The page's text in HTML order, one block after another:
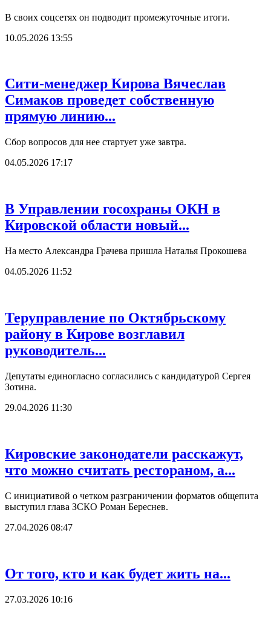
В своих соцсетях он подводит промежуточные итоги.
10.05.2026 13:55
Сити-менеджер Кирова Вячеслав
Симаков проведет собственную
прямую линию...
Сбор вопросов для нее стартует уже завтра.
04.05.2026 17:17
В Управлении госохраны ОКН в
Кировской области новый...
На место Александра Грачева пришла Наталья Прокошева
04.05.2026 11:52
Теруправление по Октябрьскому
району в Кирове возглавил
руководитель...
Депутаты единогласно согласились с кандидатурой Сергея
Зотина.
29.04.2026 11:30
Кировские законодатели расскажут,
что можно считать рестораном, а...
С инициативой о четком разграничении форматов общепита
выступил глава ЗСКО Роман Береснев.
27.04.2026 08:47
От того, кто и как будет жить на...
27.03.2026 10:16